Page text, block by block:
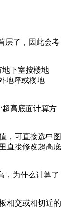
层了，因此会考
地下室按楼地
地坪或楼地
超高底面计算方
，可直接选中图
直接修改超高底
相交或相切近的